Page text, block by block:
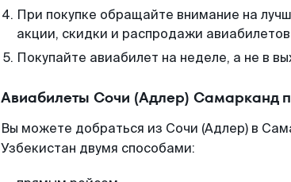
При покупке обращайте внимание на
акции, скидки и распродажи
Покупайте авиабилет на неделе, а не в
Авиабилеты Сочи (Адлер) Самарканд
Вы можете добраться из Сочи (Адлер) в
Узбекистан двумя способами: